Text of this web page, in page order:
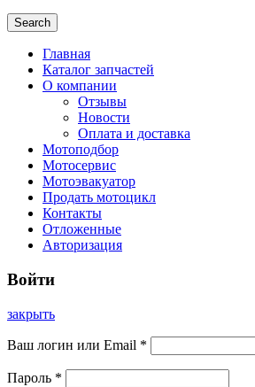
Search
Главная
Каталог запчастей
О компании
Отзывы
Новости
Оплата и доставка
Мотоподбор
Мотосервис
Мотоэвакуатор
Продать мотоцикл
Контакты
Отложенные
Авторизация
Войти
закрыть
Ваш логин или Email *
Пароль *